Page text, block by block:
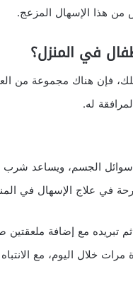
هذا الإسهال المزعج.
في المنزل؟
فإن هناك مجموعة من
له.
الجسم، ويساعد شرب
في علاج الإسهال في
تبريده مع إضافة
اليوم، مع الانتباه لعدم